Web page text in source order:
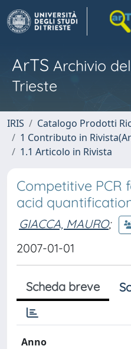
ArTS Archivio
Trieste
IRIS
Catalogo Prodotti
1 Contributo in
1.1 Articolo in Rivista
Competitive PCR
acid
GIACCA, MAURO;
2007-01-01
Scheda breve
Anno